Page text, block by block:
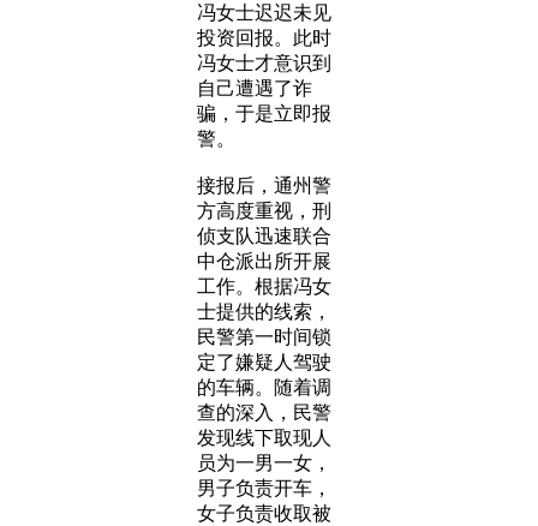
冯女士迟迟未见
投资回报。此时
冯女士才意识到
自己遭遇了诈
骗，于是立即报
警。
接报后，通州警
方高度重视，刑
侦支队迅速联合
中仓派出所开展
工作。根据冯女
士提供的线索，
民警第一时间锁
定了嫌疑人驾驶
的车辆。随着调
查的深入，民警
发现线下取现人
员为一男一女，
男子负责开车，
女子负责收取被